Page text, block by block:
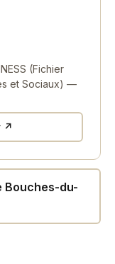
(Fichier
et Sociaux) —
↗
Bouches-du-